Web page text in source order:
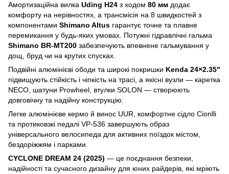
Амортизаційна вилка Uding H24 з ходом 80 мм додає
комфорту на нерівностях, а трансмісія на 8 швидкостей з
компонентами Shimano Altus гарантує точне та плавне
перемикання у будь-яких умовах. Потужні гідравлічні гальма
Shimano BR-MT200 забезпечують впевнене гальмування у
дощ, бруд чи на крутих спусках.
Подвійні алюмінієві ободи та широкі покришки Kenda 24×2.35"
підвищують стійкість і чіпкість на трасі, а якісні вузли — каретка
NECO, шатуни Prowheel, втулки SOLON — створюють
довговічну та надійну конструкцію.
Легке алюмінієве кермо й винос UUR, комфортне сідло Cionlli
та протиковзкі педалі VP-536 завершують образ
універсального велосипеда для активних поїздок містом,
бездоріжжям і парками.
CYCLONE DREAM 24 (2025) — це поєднання безпеки,
надійності та сучасного дизайну для юних райдерів, які мріють